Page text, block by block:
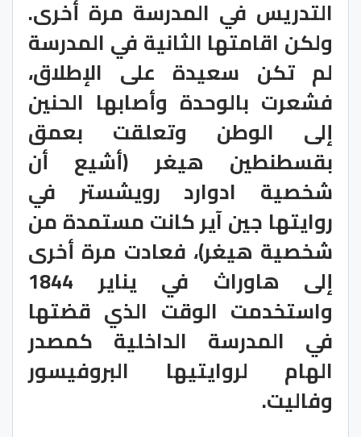
التدريس في المدرسة مرة أخرى.
ولكن اقامتها الثانية في المدرسة
لم تكن سعيدة على الإطلاق،
فشعرت بالوحدة وأصابها الحنين
إلى الوطن وتعلقت بعمق
بقسطنطين هيغر (أشيع أن
شخصية ادوارد رويشستر في
روايتها جين آير كانت مستمدة من
شخصية هيغر)، فعادت مرة أخرى
إلى هاوراث في يناير 1844
واستخدمت الوقت الذي قضتها
في المدرسة الداخلية كمصدر
الهام لروايتيها البروفيسور
وفاليت.